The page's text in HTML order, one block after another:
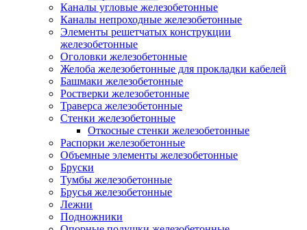
Каналы угловые железобетонные
Каналы непроходные железобетонные
Элементы решетчатых конструкции
железобетонные
Оголовки железобетонные
Желоба железобетонные для прокладки кабелей
Башмаки железобетонные
Ростверки железобетонные
Траверса железобетонные
Стенки железобетонные
Откосные стенки железобетонные
Распорки железобетонные
Объемные элементы железобетонные
Бруски
Тумбы железобетонные
Брусья железобетонные
Лежни
Подножники